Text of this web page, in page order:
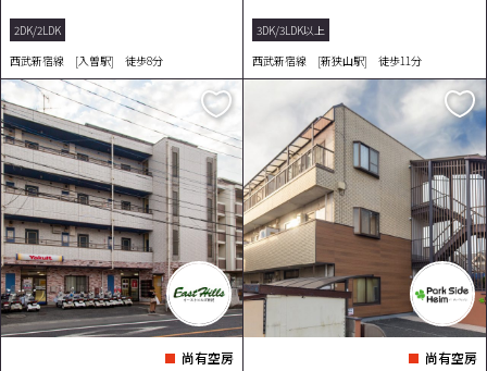
2DK/2LDK
西武新宿線 [入曽駅] 徒歩8分
3DK/3LDK以上
西武新宿線 [新狭山駅] 徒歩11分
尚有空房 尚有空房